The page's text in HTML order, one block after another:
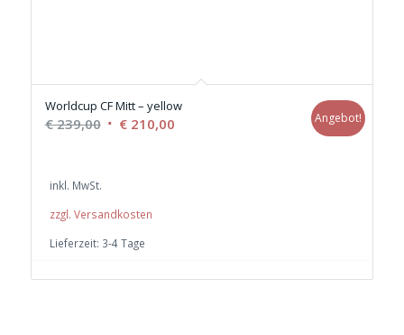
Worldcup CF Mitt – yellow
€239,00 Ursprünglicher
€210,00Aktueller
Angebot!
inkl. MwSt.
zzgl. Versandkosten
Lieferzeit: 3-4 Tage